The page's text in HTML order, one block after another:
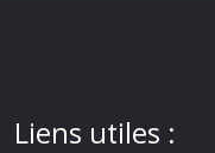
Liens utiles :